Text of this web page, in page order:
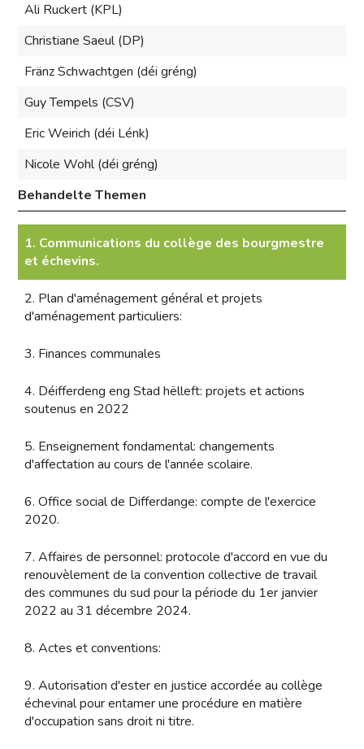
Ali Ruckert (KPL)
Christiane Saeul (DP)
Fränz Schwachtgen (déi gréng)
Guy Tempels (CSV)
Eric Weirich (déi Lénk)
Nicole Wohl (déi gréng)
Behandelte Themen
1. Communications du collège des bourgmestre
et échevins.
2. Plan d'aménagement général et projets
d'aménagement particuliers:
3. Finances communales
4. Déifferdeng eng Stad hëlleft: projets et actions
soutenus en 2022
5. Enseignement fondamental: changements
d'affectation au cours de l'année scolaire.
6. Office social de Differdange: compte de l'exercice
2020.
7. Affaires de personnel: protocole d'accord en vue du
renouvèlement de la convention collective de travail
des communes du sud pour la période du 1er janvier
2022 au 31 décembre 2024.
8. Actes et conventions:
9. Autorisation d'ester en justice accordée au collège
échevinal pour entamer une procédure en matière
d'occupation sans droit ni titre.